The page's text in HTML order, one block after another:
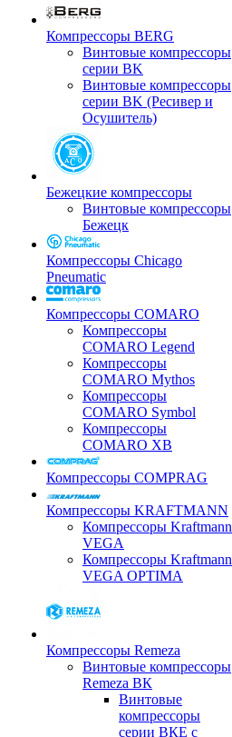
Компрессоры BERG
Винтовые компрессоры
серии BK
Винтовые компрессоры
серии BK (Ресивер и
Осушитель)
Бежецкие компрессоры
Винтовые компрессоры
Бежецк
Компрессоры Chicago
Pneumatic
Компрессоры COMARO
Компрессоры
COMARO Legend
Компрессоры
COMARO Mythos
Компрессоры
COMARO Symbol
Компрессоры
COMARO XB
Компрессоры COMPRAG
Компрессоры KRAFTMANN
Компрессоры Kraftmann
VEGA
Компрессоры Kraftmann
VEGA OPTIMA
Компрессоры Remeza
Винтовые компрессоры
Remeza ВК
Винтовые
компрессоры
серии ВКЕ с